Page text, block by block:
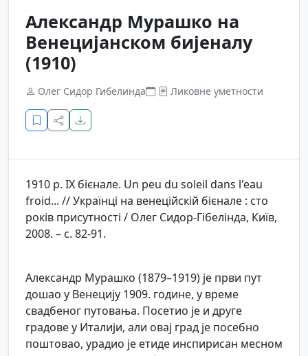
Александр Мурашко на
Венецијанском бијеналу
(1910)
Олег Сидор Гибелинда Ликовне уметности
1910 р. IX бієнале. Un peu du soleil dans l'eau
froid... // Українці на венеційскій бієнале : сто
років присутності / Олег Сидор-Гібелінда, Київ,
2008. – с. 82-91.
Александр Мурашко (1879–1919) је први пут
дошао у Венецију 1909. године, у време
свадбеног путовања. Посетио је и друге
градове у Италији, али овај град је посебно
поштовао, урадио је етиде инспирисан месном